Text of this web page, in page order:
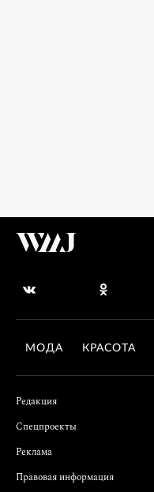
МОДА КРАСОТА
Редакция
Спецпроекты
Реклама
Правовая информация